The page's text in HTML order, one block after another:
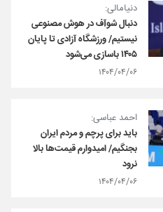
دنیامالی:
دنبال شوآف در هوش مصنوعی
نیستیم/ ورزشگاه آزادی تا پایان
۱۴۰۵ باسازی می‌شود
۱۴۰۴/۰۴/۰۶
احمد عباسی:
باید برای پرچم و مردم ایران
بجنگیم/ امیدوارم قیمت‌ها بالا
نرود
۱۴۰۴/۰۴/۰۶